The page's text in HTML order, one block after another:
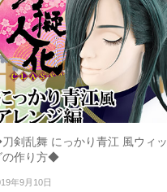
剣乱舞 にっかり青江 風ウィッ
の作り方◆
年9月10日